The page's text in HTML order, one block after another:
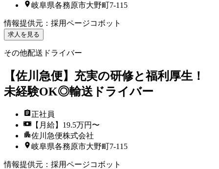
岐阜県各務原市大野町7-115
情報提供元 ： 採用ページコボット
求人を見る
その他配送ドライバー
【佐川急便】充実の研修と福利厚生！
未経験OK◎輸送ドライバー
正社員
【月給】19.5万円〜
佐川急便株式会社
岐阜県各務原市大野町7-115
情報提供元 ： 採用ページコボット